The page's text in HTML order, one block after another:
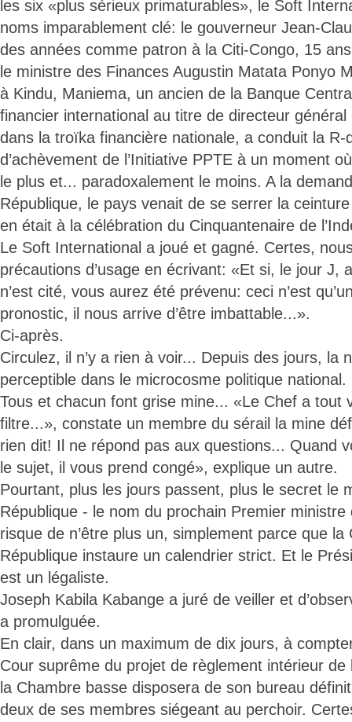
les six «plus sérieux primaturables», le Soft
noms imparablement clé: le gouverneur Jean-
des années comme patron à la Citi-Congo, 15
le ministre des Finances Augustin Matata Ponyo
à Kindu, Maniema, un ancien de la Banque
financier international au titre de directeur
dans la troïka financière nationale, a conduit la R-
d’achèvement de l’Initiative PPTE à un moment
le plus et... paradoxalement le moins. A la
République, le pays venait de se serrer la
en était à la célébration du Cinquantenaire de
Le Soft International a joué et gagné. Certes,
précautions d’usage en écrivant: «Et si, le jour J,
n’est cité, vous aurez été prévenu: ceci n’est
pronostic, il nous arrive d’être imbattable...».
Ci-après.
Circulez, il n’y a rien à voir... Depuis des jours, la
perceptible dans le microcosme politique national.
Tous et chacun font grise mine... «Le Chef a tout
filtre...», constate un membre du sérail la mine
rien dit! Il ne répond pas aux questions... Quand
le sujet, il vous prend congé», explique un autre.
Pourtant, plus les jours passent, plus le secret le
République - le nom du prochain Premier ministre
risque de n’être plus un, simplement parce que la
République instaure un calendrier strict. Et le
est un légaliste.
Joseph Kabila Kabange a juré de veiller et
a promulguée.
En clair, dans un maximum de dix jours, à
Cour suprême du projet de règlement intérieur de
la Chambre basse disposera de son bureau
deux de ses membres siégeant au perchoir.